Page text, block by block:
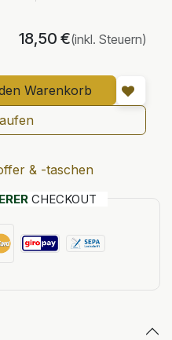
Warenkorb
18,50 €(inkl. Steuern)
& -taschen
CHECKOUT